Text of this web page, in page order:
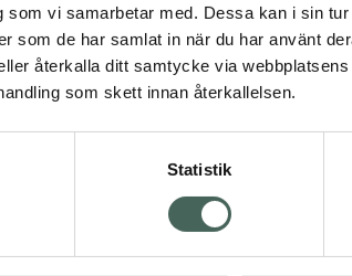
vi samarbetar med. Dessa kan i sin
som de har samlat in när du har använt
återkalla ditt samtycke via
som skett innan återkallelsen.
Statistik